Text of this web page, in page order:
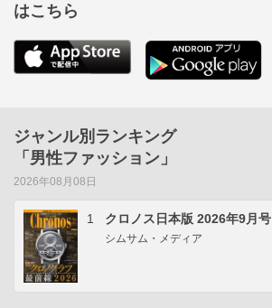
はこちら
ジャンル別ランキング
「男性ファッション」
2026年08月08日
1 クロノス日本版 2026年9月号
シムサム・メディア